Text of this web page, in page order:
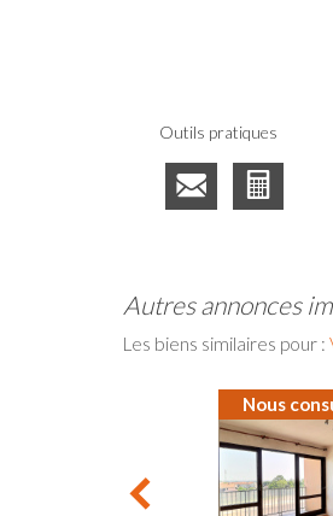
Outils pratiques
autres annonces
Les biens similaires pour :
Nous